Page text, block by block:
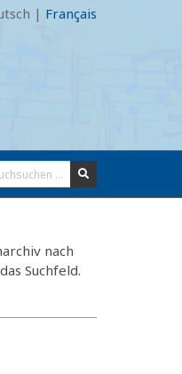
| Français
nach
Suchfeld.